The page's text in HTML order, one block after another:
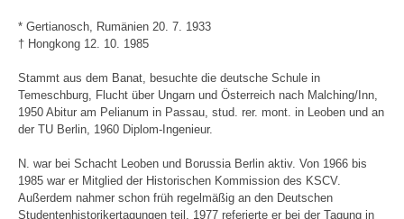
* Gertianosch, Rumänien 20. 7. 1933
† Hongkong 12. 10. 1985
Stammt aus dem Banat, besuchte die deutsche Schule in
Temeschburg, Flucht über Ungarn und Österreich nach Malching/Inn,
1950 Abitur am Pelianum in Passau, stud. rer. mont. in Leoben und an
der TU Berlin, 1960 Diplom-Ingenieur.
N. war bei Schacht Leoben und Borussia Berlin aktiv. Von 1966 bis
1985 war er Mitglied der Historischen Kommission des KSCV.
Außerdem nahmer schon früh regelmäßig an den Deutschen
Studentenhistorikertagungen teil. 1977 referierte er bei der Tagung in